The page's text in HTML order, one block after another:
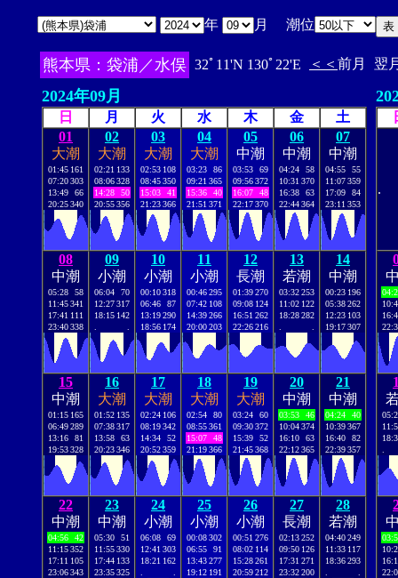
年 月 潮位
熊本県：袋浦／水俣 32ﾟ11'N 130ﾟ22'E ＜＜ 前月 翌
2024年09月
日 月 火 水 木 金
土
01
大潮
01:45 161
07:20303
13:49
66
20:25340
02
大潮
02:21 133
08:06328
14:28
50
20:55356
03
大潮
02:53 108
08:45350
15:03
41
21:23366
04
大潮
03:23
86
09:21 365
15:36
40
21:51 371
05
中潮
03:53
69
09:56372
16:07
48
22:17370
06
中潮
04:24
58
10:31 370
16:38
63
22:44364
07
中潮
04:55
55
11:07359
17:09
84
23:11 353
08
中潮
05:28
58
11:45341
17:41 111
23:40338
09
小潮
06:04
70
12:27317
18:15 142
10
小潮
00:10318
06:46
87
13:19290
18:56 174
11
小潮
00:46295
07:42 108
14:39266
20:00203
12
長潮
01:39270
09:08 124
16:51 262
22:26216
13
若潮
03:32253
11:02 122
18:28282
14
中潮
00:23 196
05:38262
12:23 103
19:17307
15
中潮
01:15 165
06:49289
13:16
81
19:53328
16
大潮
01:52 135
07:38317
13:58
63
20:23346
17
大潮
02:24 106
08:19342
14:34
52
20:52359
18
大潮
02:54
80
08:55361
15:07
48
21:19366
19
大潮
03:24
60
09:30372
15:39
52
21:45368
20
中潮
03:53
46
10:04374
16:10
63
22:12365
21
中潮
04:24
40
10:39367
16:40
82
22:39357
22
中潮
04:56
42
11:15352
17:11 105
23:06343
23
中潮
05:30
51
11:55330
17:44 133
23:35325
24
小潮
06:08
69
12:41 303
18:21 162
25
小潮
00:08302
06:55
91
13:43277
19:12 191
26
小潮
00:51 276
08:02 114
15:28261
20:59212
27
長潮
02:13252
09:50 126
17:31 271
23:32200
28
若潮
04:40249
11:33 117
18:36293
.